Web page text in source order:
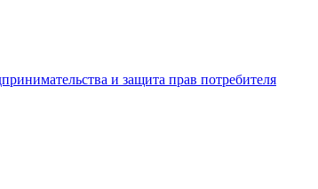
и защита прав потребителя